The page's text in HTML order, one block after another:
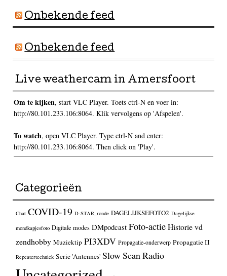
Onbekende feed
Onbekende feed
Live weathercam in Amersfoort
Om te kijken, start VLC Player. Toets ctrl-N en voer in:
http://80.101.233.106:8064. Klik vervolgens op 'Afspelen'.
To watch, open VLC Player. Type ctrl-N and enter:
http://80.101.233.106:8064. Then click on 'Play'.
Categorieën
Chat COVID-19 D-STAR_ronde DAGELIJKSEFOTO2 Dagelijkse
mondkapjesfoto Digitale modes DMpodcast Foto-actieHistorie vd
zendhobby Muziektip PI3XDV Propagatie-onderwerp Propagatie II
Repeatertechniek Serie 'Antennes' Slow Scan Radio